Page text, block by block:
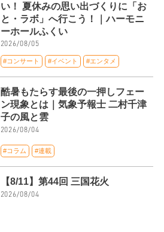
い！ 夏休みの思い出づくりに「お
と・ラボ」へ行こう！｜ハーモニ
ーホールふくい
2026/08/05
#コンサート #イベント #エンタメ
酷暑もたらす最後の一押しフェー
ン現象とは｜気象予報士 二村千津
子の風と雲
2026/08/04
#コラム #連載
【8/11】第44回 三国花火
2026/08/04